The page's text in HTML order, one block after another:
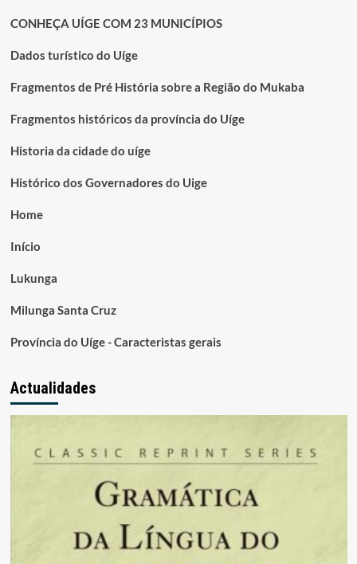
CONHEÇA UÍGE COM 23 MUNICÍPIOS
Dados turístico do Uíge
Fragmentos de Pré História sobre a Região do Mukaba
Fragmentos históricos da província do Uíge
Historia da cidade do uíge
Histórico dos Governadores do Uige
Home
Início
Lukunga
Milunga Santa Cruz
Província do Uíge - Caracteristas gerais
Actualidades